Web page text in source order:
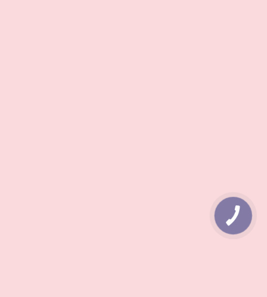
КНОПКА
ЗВ'ЯЗКУ